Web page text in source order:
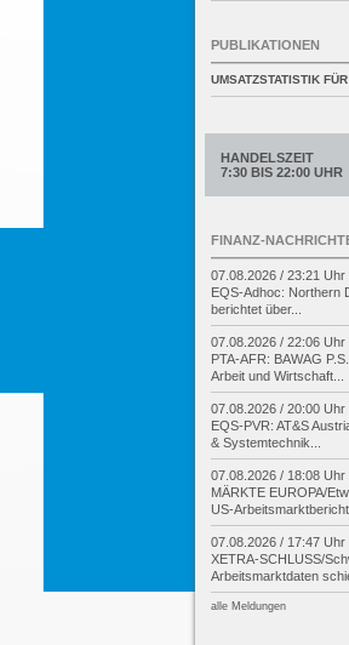
PUBLIKATIONEN
UMSATZSTATISTIK FÜR
HANDELSZEIT
7:30 BIS 22:00 UHR
FINANZ-
07.08.2026 / 23:21 Uhr
EQS-Adhoc: Northern
berichtet über...
07.08.2026 / 22:06 Uhr
PTA-AFR: BAWAG
Arbeit und Wirtschaft...
07.08.2026 / 20:00 Uhr
EQS-PVR: AT&S
& Systemtechnik...
07.08.2026 / 18:08 Uhr
MÄRKTE EUROPA/
US-
07.08.2026 / 17:47 Uhr
XETRA-SCHLUSS/
Arbeitsmarktdaten
alle Meldungen